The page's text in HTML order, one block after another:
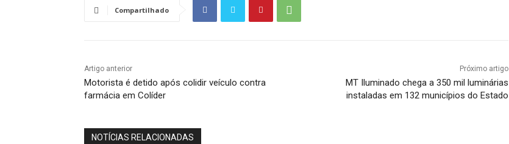
Compartilhado
Artigo anterior
Motorista é detido após colidir veículo contra
farmácia em Colíder
Próximo artigo
MT Iluminado chega a 350 mil luminárias
instaladas em 132 municípios do Estado
NOTÍCIAS RELACIONADAS